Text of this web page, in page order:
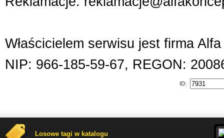
Właścicielem serwisu jest firma
NIP: 966-185-59-67, REGON:
ID:
Losowe tagi w katalogu